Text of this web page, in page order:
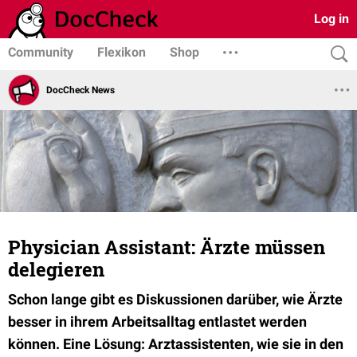
Log in
Community Flexikon Shop
DocCheck News
Physician Assistant: Ärzte müssen
delegieren
Schon lange gibt es Diskussionen darüber, wie Ärzte
besser in ihrem Arbeitsalltag entlastet werden
können. Eine Lösung: Arztassistenten, wie sie in den